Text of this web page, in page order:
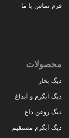
فرم تماس با ما
محصولات
دیگ بخار
دیگ آبگرم و آبداغ
دیگ روغن داغ
دیگ آبگرم مستقیم